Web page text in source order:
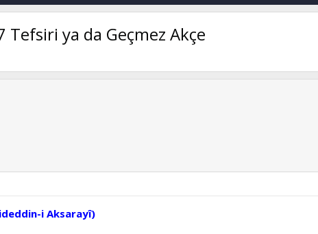
Tefsiri ya da Geçmez Akçe
i Aksarayî)